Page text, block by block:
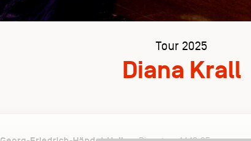
Tour 2025
Diana Krall